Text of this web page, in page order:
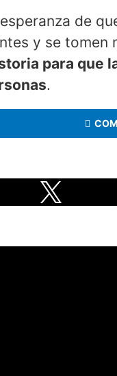
de
y se tomen
para que
.